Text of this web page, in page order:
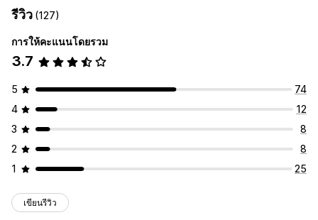
รีวิว (127)
การให้คะแนนโดยรวม
3.7
5
74
4
12
3
8
2
8
1
25
เขียนรีวิว